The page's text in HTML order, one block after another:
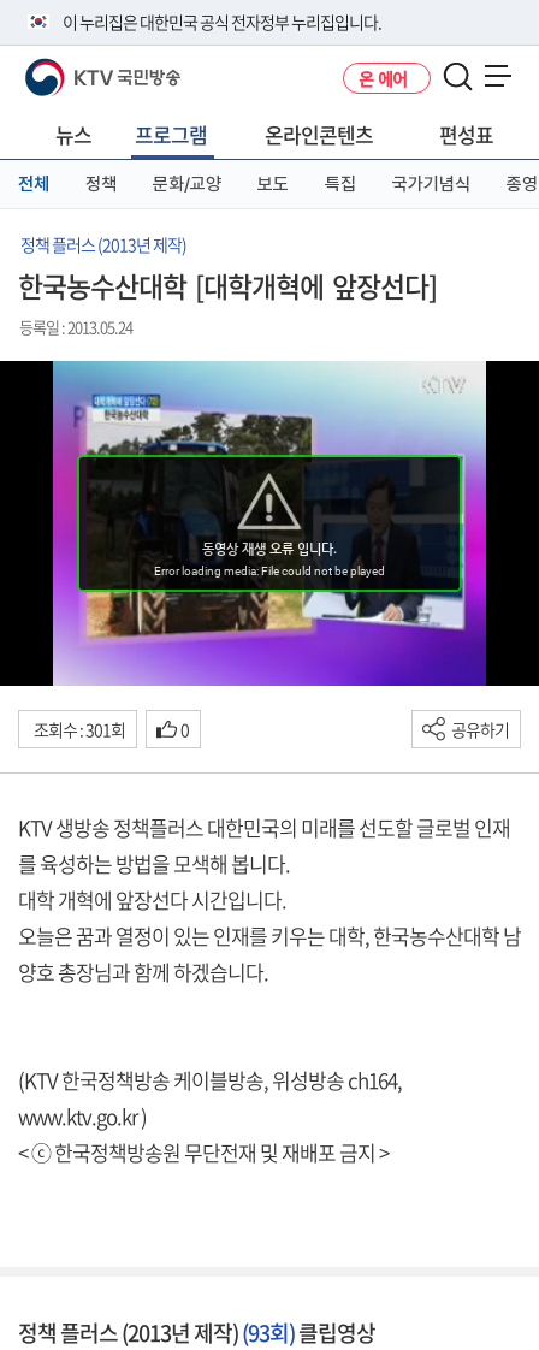
이 누리집은 대한민국 공식 전자정부 누리집입니다.
공식 누리집 주소 확인하기
니다.
이밖에 or.kr 또는 .kr등 다른 도메인 주소를 사용하고 있다면 아래 URL에
서 도메인 주소를 확인해 보세요
KTV 국민방송 온 에어
뉴스 프로그램 온라인콘텐츠 편성표
전체 정책 문화/교양 보도 특집 국가기념식 종영
정책 플러스 (2013년 제작)
한국농수산대학 [대학개혁에 앞장선다]
등록일 : 2013.05.24
조회수 : 301회 0 공유하기
KTV 생방송 정책플러스 대한민국의 미래를 선도할 글로벌 인재
를 육성하는 방법을 모색해 봅니다.
대학 개혁에 앞장선다 시간입니다.
오늘은 꿈과 열정이 있는 인재를 키우는 대학, 한국농수산대학 남
양호 총장님과 함께 하겠습니다.
(KTV 한국정책방송 케이블방송, 위성방송 ch164,
www.ktv.go.kr )
< ⓒ 한국정책방송원 무단전재 및 재배포 금지 >
정책 플러스 (2013년 제작)(93회)클립영상